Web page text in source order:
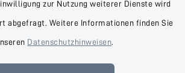
zur Nutzung weiterer Dienste wird
abgefragt. Weitere Informationen finden Sie
Datenschutzhinweisen.
Sitemap